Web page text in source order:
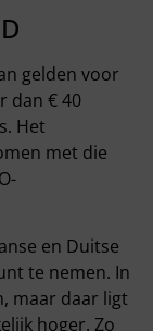
gelden voor
dan € 40
Het
met die
en Duitse
te nemen. In
maar daar ligt
hoger. Zo